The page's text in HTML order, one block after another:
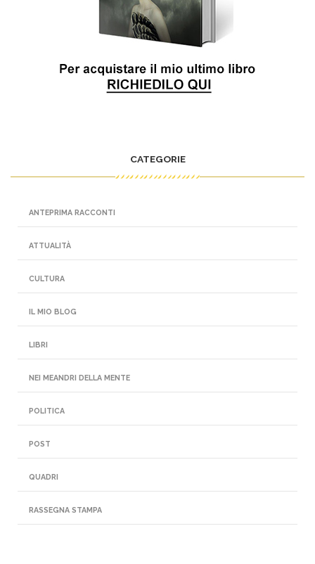
CATEGORIE
ANTEPRIMA RACCONTI
ATTUALITÀ
CULTURA
IL MIO BLOG
LIBRI
NEI MEANDRI DELLA MENTE
POLITICA
POST
QUADRI
RASSEGNA STAMPA